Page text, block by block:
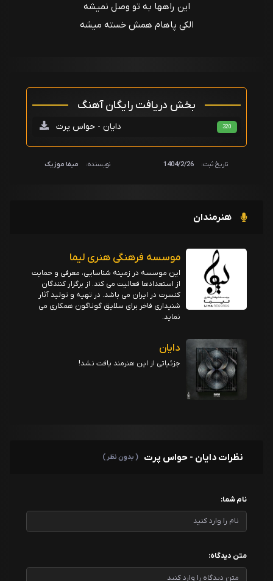
این راهها به تو وصل نمیشه
الکی پاهام همش خسته میشه
بخش دریافت رایگان آهنگ
دایان - حواس پرت 320
تاریخ ثبت: 1404/2/26 نویسنده: میفا موزیک
هنرمندان
موسسه فرهنگی هنری لیما
این موسسه در زمینه شناسایی، معرفی و حمایت
از استعدادها فعالیت می کند. از برگزار کنندگان
کنسرت در ایران می باشد. در تهیه و تولید آثار
شنیداری فاخر برای سلایق گوناگون همکاری می
نماید.
دایان
جزئیاتی از این هنرمند یافت نشد!
نظرات دایان - حواس پرت ( بدون نظر )
نام شما:
متن دیدگاه: